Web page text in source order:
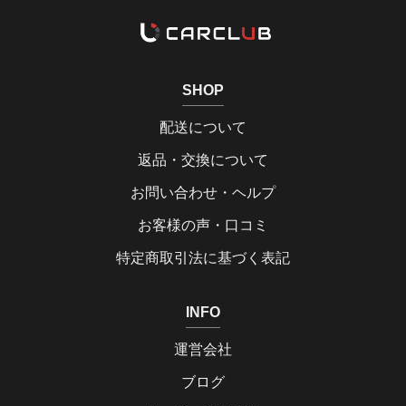
SHOP
配送について
返品・交換について
お問い合わせ・ヘルプ
お客様の声・口コミ
特定商取引法に基づく表記
INFO
運営会社
ブログ